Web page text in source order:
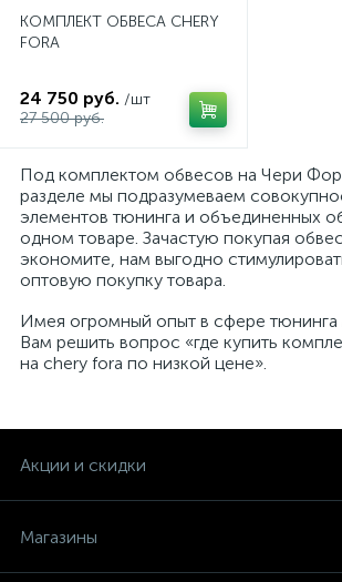
КОМПЛЕКТ ОБВЕСА CHERY
FORA
24 750 руб. /шт
27 500 руб.
Под комплектом обвесов на Чери
разделе мы подразумеваем
элементов тюнинга и объединенных
одном товаре. Зачастую покупая
экономите, нам выгодно
оптовую покупку товара.
Имея огромный опыт в сфере
Вам решить вопрос «где купить
на chery fora по низкой цене».
Акции и скидки
Магазины